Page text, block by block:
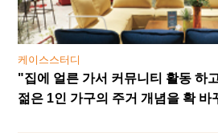
케이스스터디
"집에 얼른 가서 커뮤니티 활동 하
젊은 1인 가구의 주거 개념을 확 바